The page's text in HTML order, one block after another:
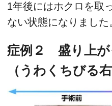
1年後にはホクロを取
ない状態になりました
症例２ 盛り上が
（うわくちびる右